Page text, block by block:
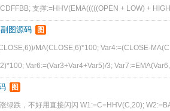
支撑:=HHV(EMA(((((OPEN + LOW) +
图源码 图
MA(CLOSE,6)*100; Var4:=(CLOSE-
Var6:=(Var3+Var4+Var5)/3;
图
绿跌，不好用直接闪闪 W1:=C=HHV(C,20);